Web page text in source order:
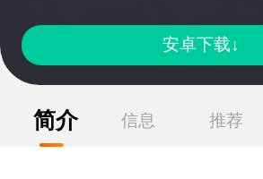
安卓下载↓
简介 信息 推荐